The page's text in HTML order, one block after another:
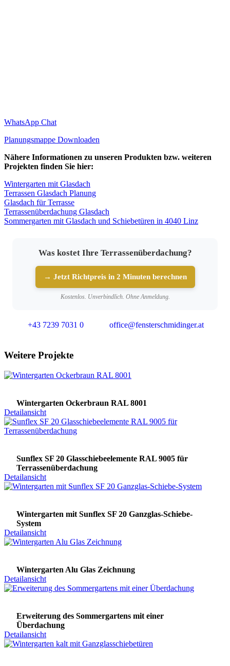
WhatsApp Chat
Planungsmappe Downloaden
Nähere Informationen zu unseren Produkten bzw. weiteren
Projekten finden Sie hier:
Wintergarten mit Glasdach
Terrassen Glasdach Planung
Glasdach für Terrasse
Terrassenüberdachung Glasdach
Sommergarten mit Glasdach und Schiebetüren in 4040 Linz
Was kostet Ihre Terrassenüberdachung?
→ Jetzt Richtpreis in 2 Minuten berechnen
Kostenlos. Unverbindlich. Ohne Anmeldung.
+43 7239 7031 0 office@fensterschmidinger.at
Weitere Projekte
Wintergarten Ockerbraun RAL 8001
Detailansicht
Sunflex SF 20 Glasschiebeelemente RAL 9005 für
Terrassenüberdachung
Detailansicht
Wintergarten mit Sunflex SF 20 Ganzglas-Schiebe-
System
Detailansicht
Wintergarten Alu Glas Zeichnung
Detailansicht
Erweiterung des Sommergartens mit einer
Überdachung
Detailansicht